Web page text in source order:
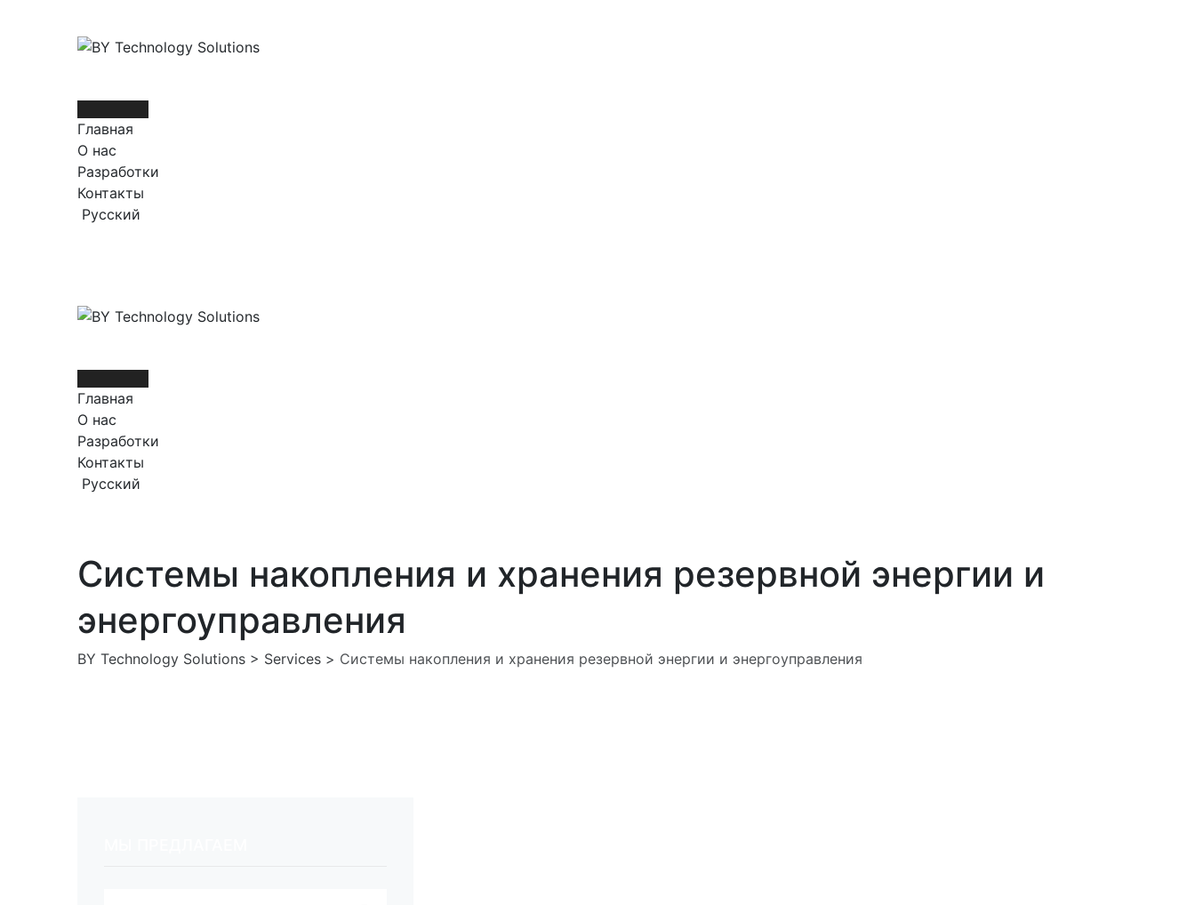
Главная
О нас
Разработки
Контакты
Русский
Главная
О нас
Разработки
Контакты
Русский
Системы накопления и хранения резервной энергии и
энергоуправления
BY Technology Solutions > Services > Системы накопления и хранения резервной энергии и энергоуправления